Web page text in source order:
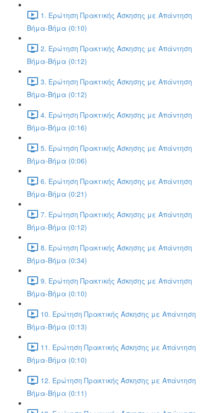
1. Ερώτηση Πρακτικής Άσκησης με Απάντηση
Βήμα-Βήμα (0:10)
2. Ερώτηση Πρακτικής Άσκησης με Απάντηση
Βήμα-Βήμα (0:12)
3. Ερώτηση Πρακτικής Άσκησης με Απάντηση
Βήμα-Βήμα (0:12)
4. Ερώτηση Πρακτικής Άσκησης με Απάντηση
Βήμα-Βήμα (0:16)
5. Ερώτηση Πρακτικής Άσκησης με Απάντηση
Βήμα-Βήμα (0:06)
6. Ερώτηση Πρακτικής Άσκησης με Απάντηση
Βήμα-Βήμα (0:21)
7. Ερώτηση Πρακτικής Άσκησης με Απάντηση
Βήμα-Βήμα (0:12)
8. Ερώτηση Πρακτικής Άσκησης με Απάντηση
Βήμα-Βήμα (0:34)
9. Ερώτηση Πρακτικής Άσκησης με Απάντηση
Βήμα-Βήμα (0:10)
10. Ερώτηση Πρακτικής Άσκησης με Απάντηση
Βήμα-Βήμα (0:13)
11. Ερώτηση Πρακτικής Άσκησης με Απάντηση
Βήμα-Βήμα (0:10)
12. Ερώτηση Πρακτικής Άσκησης με Απάντηση
Βήμα-Βήμα (0:11)